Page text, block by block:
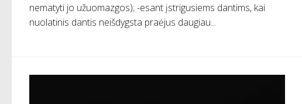
nematyti jo užuomazgos); -esant įstrigusiems dantims, kai
nuolatinis dantis neišdygsta praėjus daugiau...